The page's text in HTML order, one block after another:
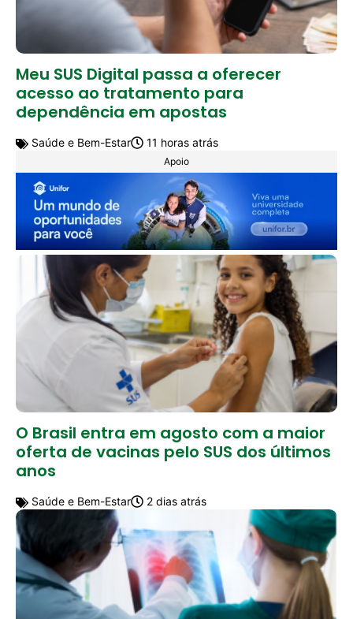
Meu SUS Digital passa a oferecer
acesso ao tratamento para
dependência em apostas
Saúde e Bem-Estar 11 horas atrás
Apoio
O Brasil entra em agosto com a maior
oferta de vacinas pelo SUS dos últimos
anos
Saúde e Bem-Estar 2 dias atrás